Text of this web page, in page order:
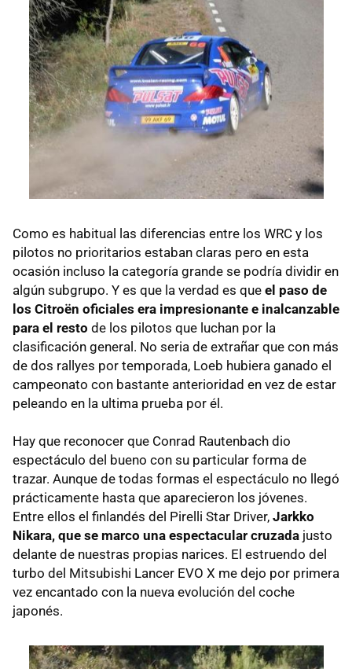
Como es habitual las diferencias entre los WRC y los
pilotos no prioritarios estaban claras pero en esta
ocasión incluso la categoría grande se podría dividir en
algún subgrupo. Y es que la verdad es que el paso de
los Citroën oficiales era impresionante e inalcanzable
para el resto de los pilotos que luchan por la
clasificación general. No seria de extrañar que con más
de dos rallyes por temporada, Loeb hubiera ganado el
campeonato con bastante anterioridad en vez de estar
peleando en la ultima prueba por él.
Hay que reconocer que Conrad Rautenbach dio
espectáculo del bueno con su particular forma de
trazar. Aunque de todas formas el espectáculo no llegó
prácticamente hasta que aparecieron los jóvenes.
Entre ellos el finlandés del Pirelli Star Driver, Jarkko
Nikara, que se marco una espectacular cruzada justo
delante de nuestras propias narices. El estruendo del
turbo del Mitsubishi Lancer EVO X me dejo por primera
vez encantado con la nueva evolución del coche
japonés.